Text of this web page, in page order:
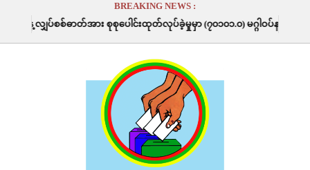
BREAKING NEWS :
စုစုပေါင်းထုတ်လုပ်ခဲ့မှုမှာ (၇၀၁၀၁.၀) မဂ္ဂါဝပ်နာရီဖြစ်ပါသည်။